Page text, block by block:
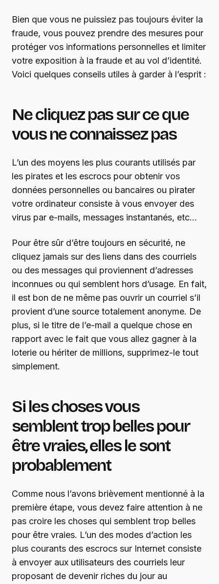
Bien que vous ne puissiez pas toujours éviter la
fraude, vous pouvez prendre des mesures pour
protéger vos informations personnelles et limiter
votre exposition à la fraude et au vol d’identité.
Voici quelques conseils utiles à garder à l’esprit :
Ne cliquez pas sur ce que
vous ne connaissez pas
L’un des moyens les plus courants utilisés par
les pirates et les escrocs pour obtenir vos
données personnelles ou bancaires ou pirater
votre ordinateur consiste à vous envoyer des
virus par e-mails, messages instantanés, etc…
Pour être sûr d’être toujours en sécurité, ne
cliquez jamais sur des liens dans des courriels
ou des messages qui proviennent d’adresses
inconnues ou qui semblent hors d’usage. En fait,
il est bon de ne même pas ouvrir un courriel s’il
provient d’une source totalement anonyme. De
plus, si le titre de l’e-mail a quelque chose en
rapport avec le fait que vous allez gagner à la
loterie ou hériter de millions, supprimez-le tout
simplement.
Si les choses vous
semblent trop belles pour
être vraies, elles le sont
probablement
Comme nous l’avons brièvement mentionné à la
première étape, vous devez faire attention à ne
pas croire les choses qui semblent trop belles
pour être vraies. L’un des modes d’action les
plus courants des escrocs sur Internet consiste
à envoyer aux utilisateurs des courriels leur
proposant de devenir riches du jour au